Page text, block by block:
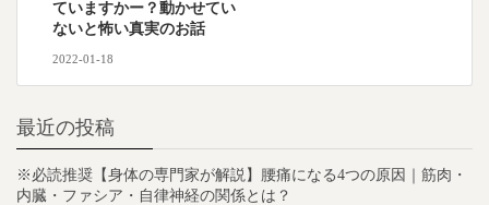
ていますかー？動かせてい
ないと怖い真実のお話
2022-01-18
最近の投稿
※必読推奨【身体の専門家が解説】腰痛になる4つの原因｜筋肉・
内臓・ファシア・自律神経の関係とは？